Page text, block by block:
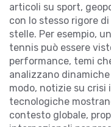
articoli su sport,
con lo stesso rigore
stelle. Per esempio,
tennis può essere
performance, temi
analizzano
modo, notizie su
tecnologiche
contesto globale,